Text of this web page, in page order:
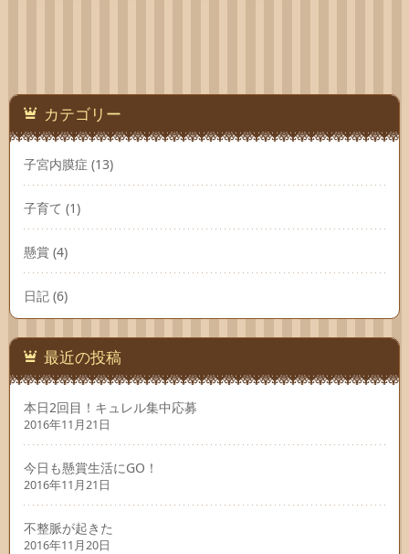
カテゴリー
子宮内膜症 (13)
子育て (1)
懸賞 (4)
日記 (6)
最近の投稿
本日2回目！キュレル集中応募
2016年11月21日
今日も懸賞生活にGO！
2016年11月21日
不整脈が起きた
2016年11月20日